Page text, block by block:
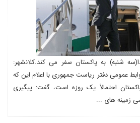
شنبه) به پاکستان سفر می کند.کلانشهر:
عمومی دفتر ریاست جمهوری با اعلام این که
احتمالاً یک روزه است، گفت: پیگیری
زمینه های ...